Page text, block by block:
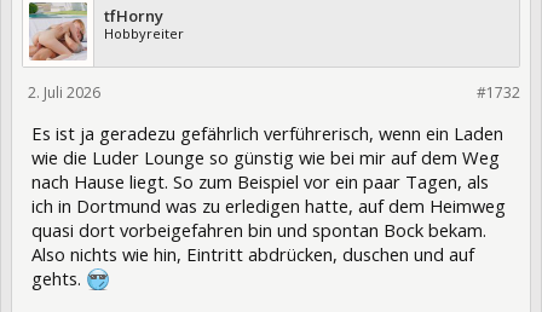
tfHorny
Hobbyreiter
#1732
2. Juli 2026
Es ist ja geradezu gefährlich verführerisch, wenn ein Laden
wie die Luder Lounge so günstig wie bei mir auf dem Weg
nach Hause liegt. So zum Beispiel vor ein paar Tagen, als
ich in Dortmund was zu erledigen hatte, auf dem Heimweg
quasi dort vorbeigefahren bin und spontan Bock bekam.
Also nichts wie hin, Eintritt abdrücken, duschen und auf
gehts.